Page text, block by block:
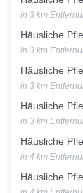
in 3 km
Häusliche
in 3 km
Häusliche
in 3 km
Häusliche
in 3 km
Häusliche
in 4 km
Häusliche